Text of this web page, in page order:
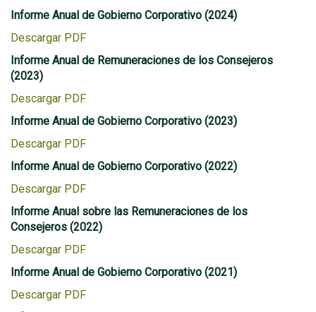
Informe Anual de Gobierno Corporativo (2024)
Descargar PDF
Informe Anual de Remuneraciones de los Consejeros
(2023)
Descargar PDF
Informe Anual de Gobierno Corporativo (2023)
Descargar PDF
Informe Anual de Gobierno Corporativo (2022)
Descargar PDF
Informe Anual sobre las Remuneraciones de los
Consejeros (2022)
Descargar PDF
Informe Anual de Gobierno Corporativo (2021)
Descargar PDF